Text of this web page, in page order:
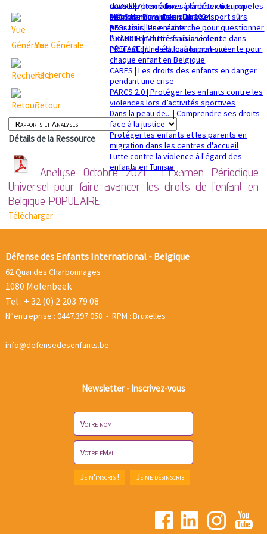
sexuelle
Mémorandum politique 2024
dans les procédures pénales en Europe
360 Safe Play | Des clubs de sport sûrs
pour tous les enfants
GRANDIR | Mettre fin à la violence dans
l’éducation : de la loi à la pratique
CADRE | Alternatives à la détention pour les
enfants migrants en Europe
RESsaisir | Une recherche pour questionner
l'utilisation du déssaisissement
PREFACE | Une éducation non-violente pour
chaque enfant en Belgique
CARES | Les droits des enfants en danger
pendant une crise
PARCS 2.0 | Protéger les enfants contre les
violences lors d’activités sportives
Dans la peau de... | Comprendre ses droits
face à la justice
Protéger les enfants et les parents en
migration dans les centres d'accueil
Lutte contre la violence à l'égard des
enfants en Tunisie
Vue Générale
Recherche
Retour
Détails de la Ressource
Analyse Octobre 2021 : L’Examen Périodique
Universel pour faire avancer les droits de l’enfant en
BelgiquePOPULAIRE
Télécharger
Défense des Enfants International - Belgique
62 Quai des Charbonnages
1080 Molenbeek
Tel : + 32 (0) 2 203 79 08
N°entreprise : 0447.397.058 - RPM : Bruxelles
info@defensedesenfants.be
Newsletter - Inscrivez-vous